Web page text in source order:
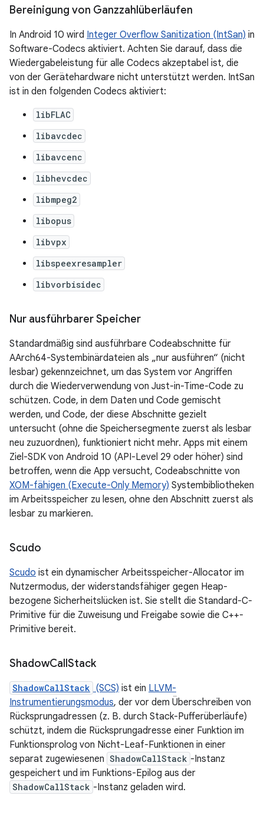
Bereinigung von Ganzzahlüberläufen
In Android 10 wird Integer Overflow Sanitization (IntSan) in
Software-Codecs aktiviert. Achten Sie darauf, dass die
Wiedergabeleistung für alle Codecs akzeptabel ist, die
von der Gerätehardware nicht unterstützt werden. IntSan
ist in den folgenden Codecs aktiviert:
libFLAC
libavcdec
libavcenc
libhevcdec
libmpeg2
libopus
libvpx
libspeexresampler
libvorbisidec
Nur ausführbarer Speicher
Standardmäßig sind ausführbare Codeabschnitte für
AArch64-Systembinärdateien als „nur ausführen“ (nicht
lesbar) gekennzeichnet, um das System vor Angriffen
durch die Wiederverwendung von Just-in-Time-Code zu
schützen. Code, in dem Daten und Code gemischt
werden, und Code, der diese Abschnitte gezielt
untersucht (ohne die Speichersegmente zuerst als lesbar
neu zuzuordnen), funktioniert nicht mehr. Apps mit einem
Ziel-SDK von Android 10 (API-Level 29 oder höher) sind
betroffen, wenn die App versucht, Codeabschnitte von
XOM-fähigen (Execute-Only Memory) Systembibliotheken
im Arbeitsspeicher zu lesen, ohne den Abschnitt zuerst als
lesbar zu markieren.
Scudo
Scudo ist ein dynamischer Arbeitsspeicher-Allocator im
Nutzermodus, der widerstandsfähiger gegen Heap-
bezogene Sicherheitslücken ist. Sie stellt die Standard-C-
Primitive für die Zuweisung und Freigabe sowie die C++-
Primitive bereit.
ShadowCall Stack
ShadowCallStack (SCS) ist ein LLVM-
Instrumentierungsmodus, der vor dem Überschreiben von
Rücksprungadressen (z. B. durch Stack-Pufferüberläufe)
schützt, indem die Rücksprungadresse einer Funktion im
Funktionsprolog von Nicht-Leaf-Funktionen in einer
separat zugewiesenen ShadowCallStack -Instanz
gespeichert und im Funktions-Epilog aus der
ShadowCallStack -Instanz geladen wird.